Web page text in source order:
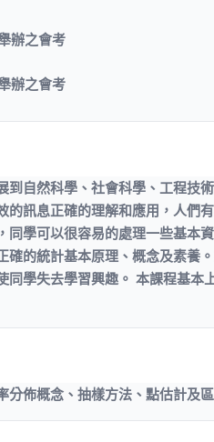
辦之會考
辦之會考
自然科學、社會科學、工程
訊息正確的理解和應用，人
學可以很容易的處理一些基
的統計基本原理、概念及素
學失去學習興趣。 本課程基
佈概念、抽樣方法、點估計及